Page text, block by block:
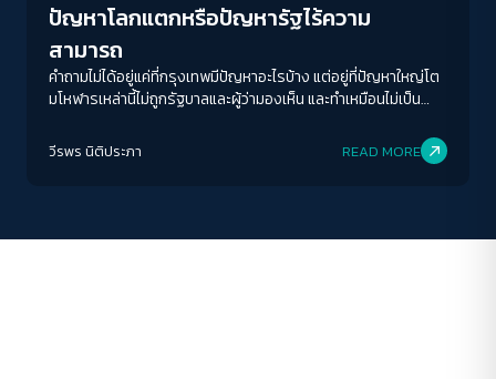
ปัญหาโลกแตกหรือปัญหารัฐไร้ความ
สามารถ
คำถามไม่ได้อยู่แค่ที่กรุงเทพมีปัญหาอะไรบ้าง แต่อยู่ที่ปัญหาใหญ่โต
มโหฬารเหล่านี้ไม่ถูกรัฐบาลและผู้ว่ามองเห็น และทำเหมือนไม่เป็น
วีรพร นิติประภา READ MORE
ปกติ มาก มากที่สุด
Deutan Tritan